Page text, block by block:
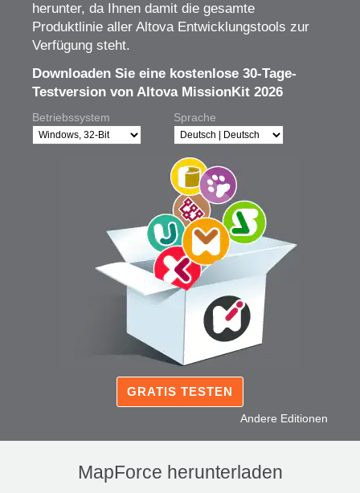
herunter, da Ihnen damit die gesamte
Produktlinie aller Altova Entwicklungstools zur
Verfügung steht.
Downloaden Sie eine kostenlose 30-Tage-
Testversion von Altova MissionKit 2026
Betriebssystem Sprache
GRATIS TESTEN
Andere Editionen
MapForce herunterladen